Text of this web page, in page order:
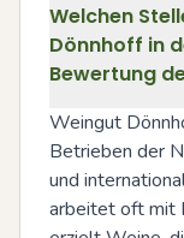
Welchen
Dönnhoff in
Bewertung
Weingut
Betrieben der
und
arbeitet oft mit